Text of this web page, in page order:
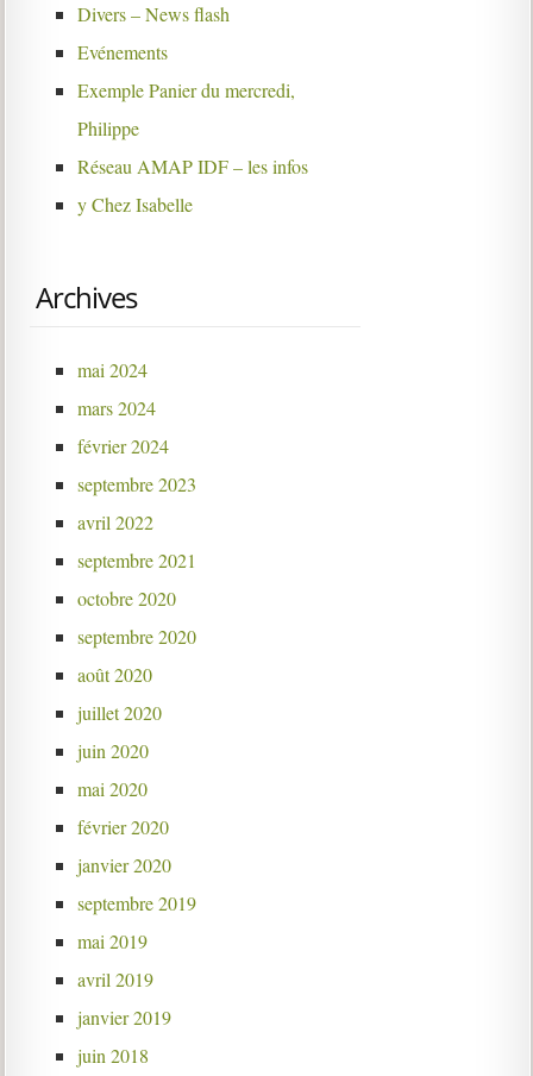
Divers – News flash
Evénements
Exemple Panier du mercredi,
Philippe
Réseau AMAP IDF – les infos
y Chez Isabelle
Archives
mai 2024
mars 2024
février 2024
septembre 2023
avril 2022
septembre 2021
octobre 2020
septembre 2020
août 2020
juillet 2020
juin 2020
mai 2020
février 2020
janvier 2020
septembre 2019
mai 2019
avril 2019
janvier 2019
juin 2018